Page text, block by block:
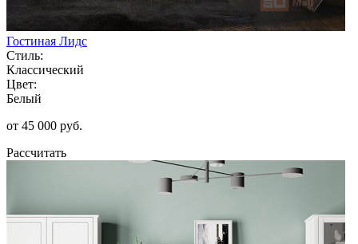
Гостиная Лидс
Стиль:
Классический
Цвет:
Белый
от 45 000 руб.
Рассчитать